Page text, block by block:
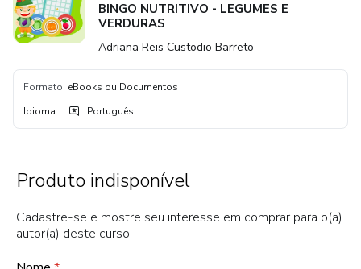
BINGO NUTRITIVO - LEGUMES E
VERDURAS
Adriana Reis Custodio Barreto
Formato: eBooks ou Documentos
Idioma: Português
Produto indisponível
Cadastre-se e mostre seu interesse em comprar para o(a)
autor(a) deste curso!